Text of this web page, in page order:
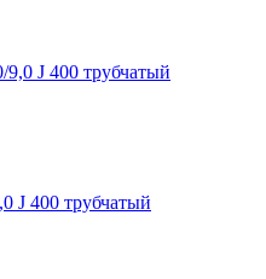
J 400 трубчатый